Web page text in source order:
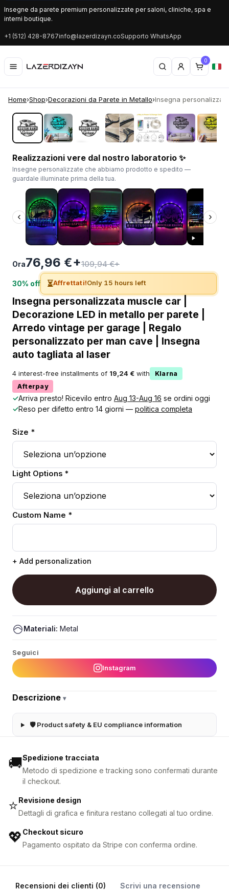
Insegne da parete premium personalizzate per saloni, cliniche, spa e
interni boutique.
+1 (512) 428-8767info@lazerdizayn.coSupporto WhatsApp
0
Home›Shop›Decorazioni da Parete in Metallo›Insegna
‹ ›
Realizzazioni vere dal nostro laboratorio ✨
Insegne personalizzate che abbiamo prodotto e spedito —
guardale illuminate prima della tua.
‹ ›
Ora76,96 €+109,94 €+
30% off ⏳Affrettati!Only 15 hours left
Insegna personalizzata muscle car |
Decorazione LED in metallo per parete |
Arredo vintage per garage | Regalo
personalizzato per man cave | Insegna
auto tagliata al laser
4 interest-free installments of 19,24 € with
Klarna
Afterpay
✓Arriva presto! Ricevilo entro Aug 13-Aug 16 se ordini oggi
✓Reso per difetto entro 14 giorni — politica completa
Size *
Light Options *
Custom Name *
+ Add personalization
Aggiungi al carrello
Materiali: Metal
Seguici
Instagram
Descrizione ▾
🛡 Product safety & EU compliance information
🚚Spedizione tracciata
Metodo di spedizione e tracking sono confermati durante
il checkout.
⭐Revisione design
Dettagli di grafica e finitura restano collegati al tuo ordine.
💖 Checkout sicuro
Pagamento ospitato da Stripe con conferma ordine.
Recensioni dei clienti (0) Scrivi una recensione